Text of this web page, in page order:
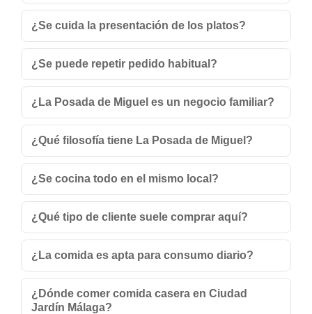
¿Se cuida la presentación de los platos?
¿Se puede repetir pedido habitual?
¿La Posada de Miguel es un negocio familiar?
¿Qué filosofía tiene La Posada de Miguel?
¿Se cocina todo en el mismo local?
¿Qué tipo de cliente suele comprar aquí?
¿La comida es apta para consumo diario?
¿Dónde comer comida casera en Ciudad
Jardín Málaga?